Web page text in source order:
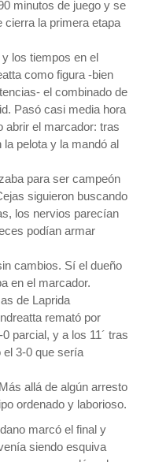
minutos de juego y se
cierra la primera etapa
los tiempos en el
como figura -bien
el combinado de
Pasó casi media hora
abrir el marcador: tras
pelota y la mandó al
para ser campeón
siguieron buscando
los nervios parecían
podían armar
cambios. Sí el dueño
en el marcador.
de Laprida
remató por
parcial, y a los 11´ tras
el 3-0 que sería
allá de algún arresto
ordenado y laborioso.
marcó el final y
siendo esquiva